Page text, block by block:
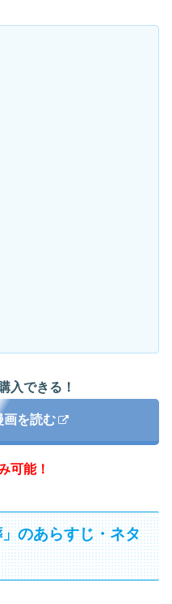
入できる！
画を読む
可能！
のあらすじ・ネタ